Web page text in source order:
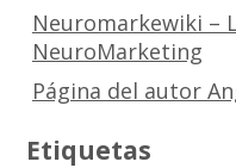
Neuromarkewiki –
NeuroMarketing
Página del autor
Etiquetas